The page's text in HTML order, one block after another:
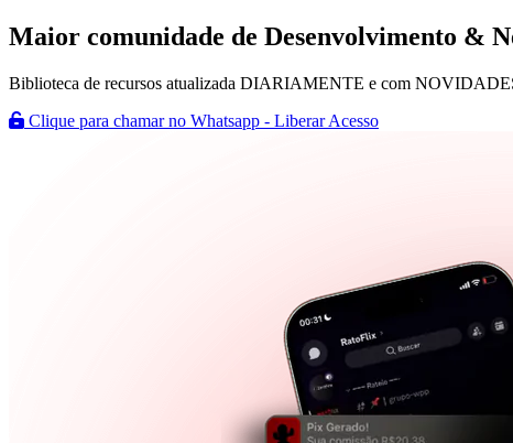
Maior comunidade de Desenvolvimento &
Biblioteca de recursos atualizada DIARIAMENTE e com
Clique para chamar no Whatsapp - Liberar Acesso